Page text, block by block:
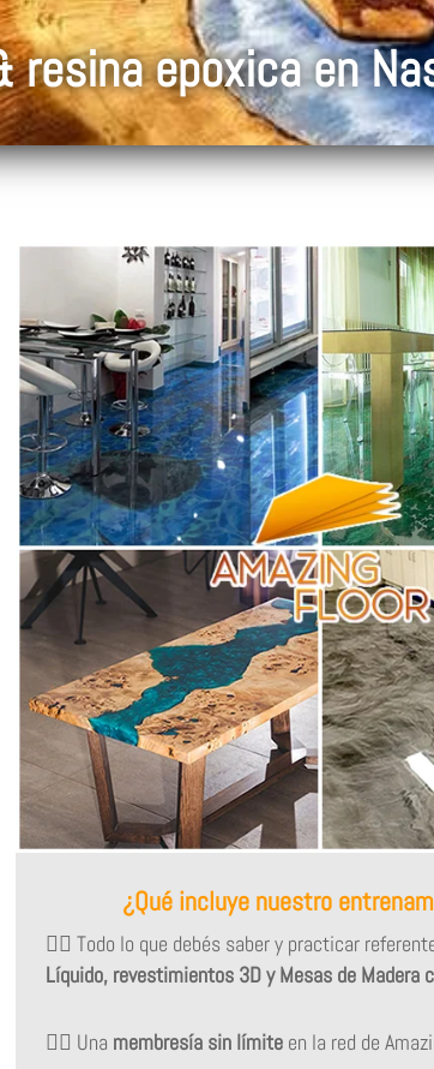
resina epoxica en
¿Qué incluye nuestro
👉🏻 Todo lo que debés saber y practicar
Líquido, revestimientos 3D y Mesas de Madera
👉🏻 Una membresía sin límiteen la red de